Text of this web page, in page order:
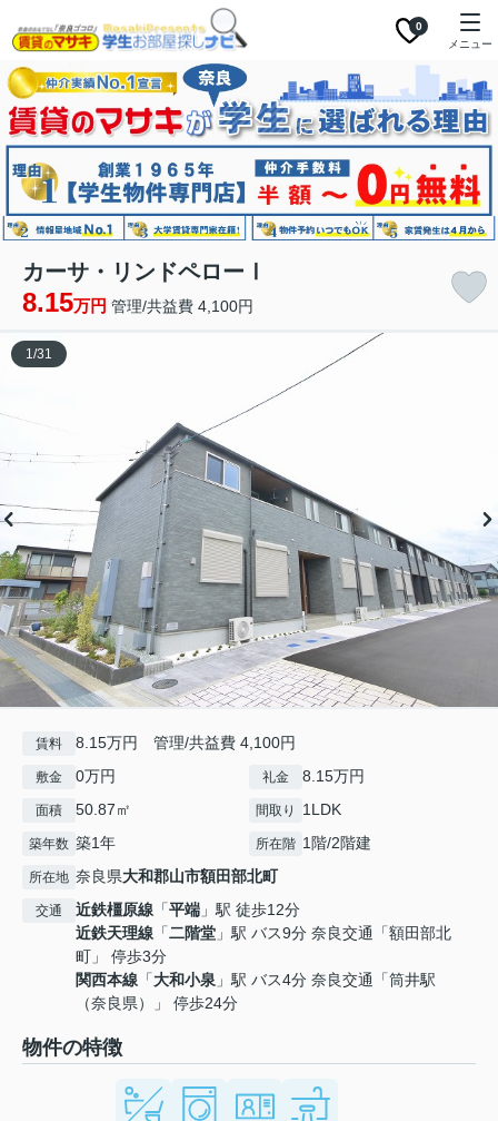
0
メニュー
カーサ・リンドペローⅠ
8.15万円 管理/共益費 4,100円
1/31
賃料 8.15万円 管理/共益費 4,100円
敷金 0万円 礼金 8.15万円
面積 50.87㎡ 間取り 1LDK
築年数 築1年 所在階 1階/2階建
所在地 奈良県大和郡山市額田部北町
交通 近鉄橿原線 「平端 」駅 徒歩12分
近鉄天理線 「二階堂 」駅 バス9分 奈良交通「額田部北
町」 停歩3分
関西本線 「大和小泉 」駅 バス4分 奈良交通「筒井駅
（奈良県）」 停歩24分
物件の特徴